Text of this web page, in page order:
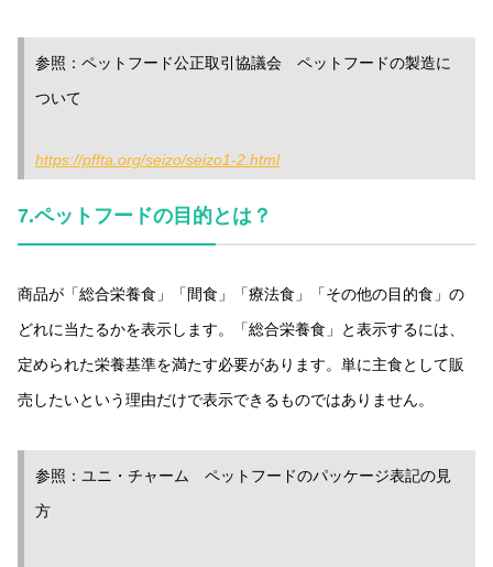
参照：ペットフード公正取引協議会 ペットフードの製造に
ついて
https://pffta.org/seizo/seizo1-2.html
7.ペットフードの目的とは？
商品が「総合栄養食」「間食」「療法食」「その他の目的食」の
どれに当たるかを表示します。「総合栄養食」と表示するには、
定められた栄養基準を満たす必要があります。単に主食として販
売したいという理由だけで表示できるものではありません。
参照：ユニ・チャーム ペットフードのパッケージ表記の見
方